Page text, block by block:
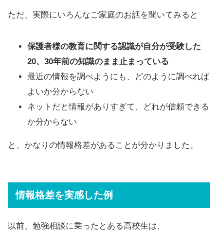
ただ、実際にいろんなご家庭のお話を聞いてみると
保護者様の教育に関する認識が自分が受験した
20、30年前の知識のまま止まっている
最近の情報を調べようにも、どのように調べれば
よいか分からない
ネットだと情報がありすぎて、どれが信頼できる
か分からない
と、かなりの情報格差があることが分かりました。
情報格差を実感した例
以前、勉強相談に乗ったとある高校生は、